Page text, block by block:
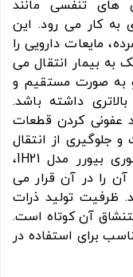
های تنفسی مانند
به کار می رود. این
مایعات دارویی را
به بیمار انتقال می
به صورت مستقیم و
داشته باشد.
عفونی کردن قطعات
جلوگیری از انتقال
عفونت کمک می کند. نبولایزر کمپرسوری بیورر مدل IH21،
را در آن قرار می
ظرفیت تولید ذرات
آن کوتاه است.
برای استفاده در